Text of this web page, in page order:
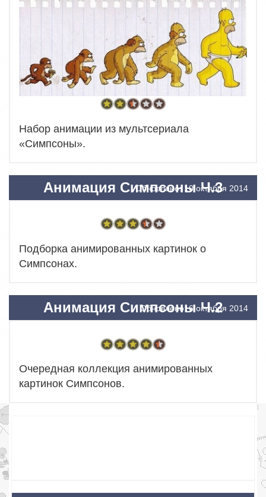
Набор анимации из мультсериала
«Симпсоны».
Анимация Симпсоны Ч.3
Обновлено: 10 октября 2014
Подборка анимированных картинок о
Симпсонах.
Анимация Симпсоны Ч.2
Обновлено: 6 октября 2014
Очередная коллекция анимированных
картинок Симпсонов.